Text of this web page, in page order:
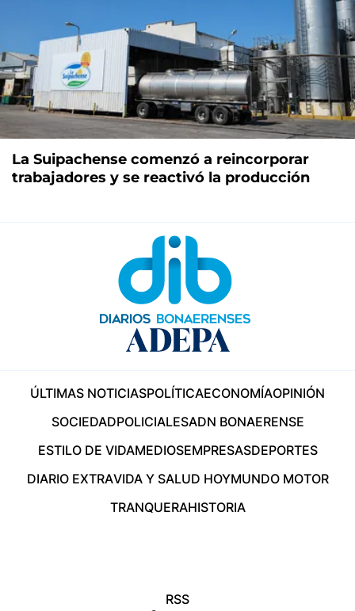
La Suipachense comenzó a reincorporar
trabajadores y se reactivó la producción
ÚLTIMAS NOTICIASPOLÍTICAECONOMÍAOPINIÓN
SOCIEDADPOLICIALESADN BONAERENSE
ESTILO DE VIDAMEDIOSEMPRESASDEPORTES
DIARIO EXTRAVIDA Y SALUD HOYMUNDO MOTOR
TRANQUERAHISTORIA
RSS